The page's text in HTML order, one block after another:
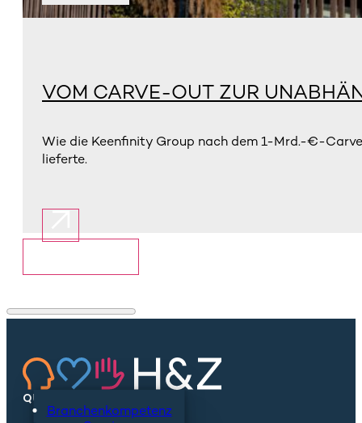
VOM CARVE-OUT ZUR
Wie die Keenfinity Group nach dem 1-Mrd.-€-
lieferte.
QUICKLINKS
Branchenkompetenz